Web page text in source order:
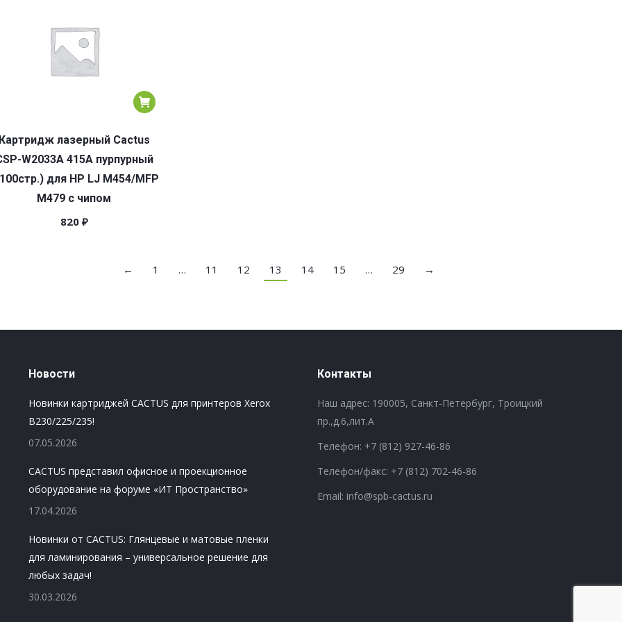
лазерный Cactus
W2033A 415A пурпурный
для HP LJ M454/MFP
M479 с чипом
820 ₽
← 1 … 11 12 13 14 15 … 29 →
Новости
Новинки картриджей CACTUS для принтеров Xerox
B230/225/235!
07.05.2026
CACTUS представил офисное и проекционное
оборудование на форуме «ИТ Пространство»
17.04.2026
Новинки от CACTUS: Глянцевые и матовые пленки
для ламинирования – универсальное решение для
любых задач!
30.03.2026
Контакты
Наш адрес: 190005, Санкт-Петербург, Троицкий
пр.,д.6,лит.А
Телефон: +7 (812) 927-46-86
Телефон/факс: +7 (812) 702-46-86
Email: info@spb-cactus.ru